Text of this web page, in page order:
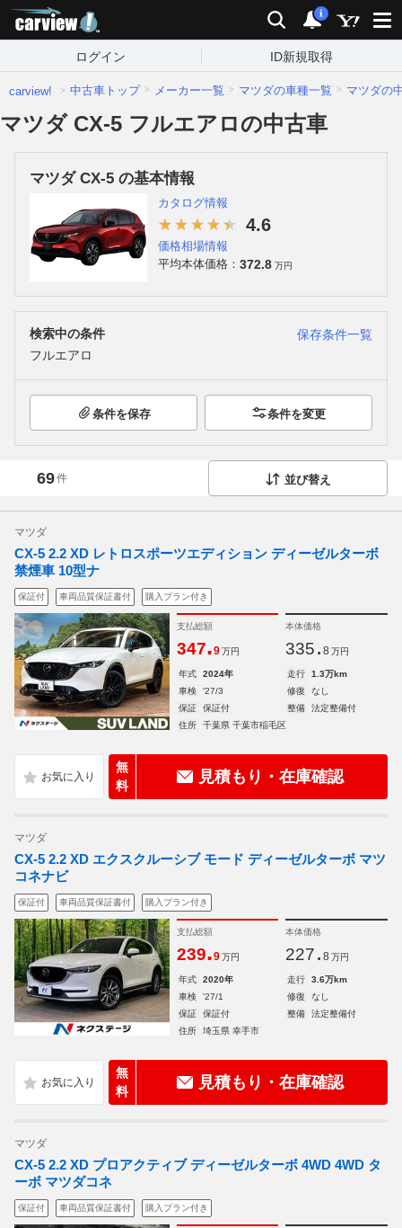
検索 通知
i
ログイン ID新規取得
carview! 中古車トップ メーカー一覧 マツダの車種一覧 マツダの
マツダ CX-5 フルエアロの中古車
マツダ CX-5 の基本情報
カタログ情報
4.6
価格相場情報
平均本体価格： 372.8 万円
検索中の条件
保存条件一覧
フルエアロ
条件を保存 条件を変更
69件 並び替え
マツダ
CX-5 2.2 XD レトロスポーツエディション ディーゼルターボ
禁煙車 10型ナ
保証付 車両品質保証書付 購入プラン付き
支払総額
347.9 万円
本体価格
335. 8 万円
年式 2024年 走行
1.3万km
車検
'27/3 修復
なし
保証
保証付 整備
法定整備付
住所
千葉県 千葉市稲毛区
無
料
見積もり・在庫確認
マツダ
CX-5 2.2 XD エクスクルーシブ モード ディーゼルターボ マツ
コネナビ
保証付 車両品質保証書付 購入プラン付き
支払総額
239.9 万円
本体価格
227. 8 万円
年式 2020年 走行
3.6万km
車検
'27/1 修復
なし
保証
保証付 整備
法定整備付
住所
埼玉県 幸手市
無
料
見積もり・在庫確認
マツダ
CX-5 2.2 XD プロアクティブ ディーゼルターボ 4WD 4WD タ
ーボ マツダコネ
保証付 車両品質保証書付 購入プラン付き